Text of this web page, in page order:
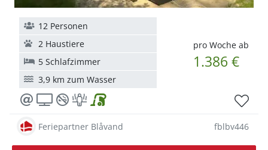
pro Woche ab
1.386 €
12 Personen
2 Haustiere
5 Schlafzimmer
3,9 km zum Wasser
Feriepartner Blåvand fblbv446